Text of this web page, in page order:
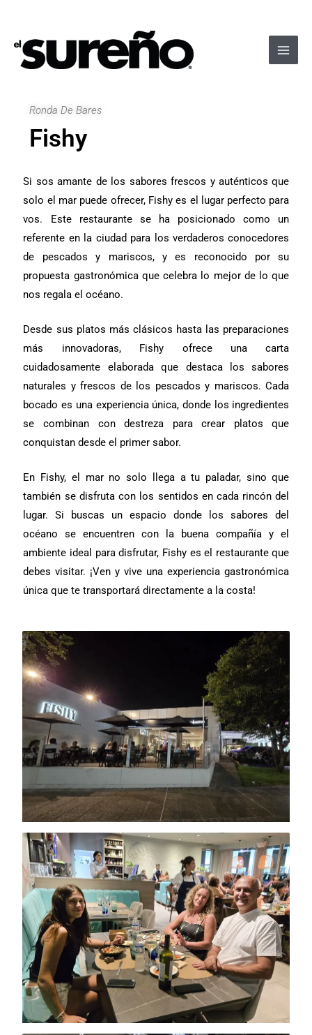
contenido
Ronda De Bares
Fishy
Si sos amante de los sabores frescos y auténticos que
solo el mar puede ofrecer, Fishy es el lugar perfecto para
vos. Este restaurante se ha posicionado como un
referente en la ciudad para los verdaderos conocedores
de pescados y mariscos, y es reconocido por su
propuesta gastronómica que celebra lo mejor de lo que
nos regala el océano.
Desde sus platos más clásicos hasta las preparaciones
más innovadoras, Fishy ofrece una carta
cuidadosamente elaborada que destaca los sabores
naturales y frescos de los pescados y mariscos. Cada
bocado es una experiencia única, donde los ingredientes
se combinan con destreza para crear platos que
conquistan desde el primer sabor.
En Fishy, el mar no solo llega a tu paladar, sino que
también se disfruta con los sentidos en cada rincón del
lugar. Si buscas un espacio donde los sabores del
océano se encuentren con la buena compañía y el
ambiente ideal para disfrutar, Fishy es el restaurante que
debes visitar. ¡Ven y vive una experiencia gastronómica
única que te transportará directamente a la costa!
entradas